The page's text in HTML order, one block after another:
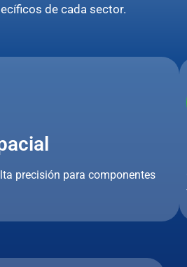
de cada sector.
precisión para componentes